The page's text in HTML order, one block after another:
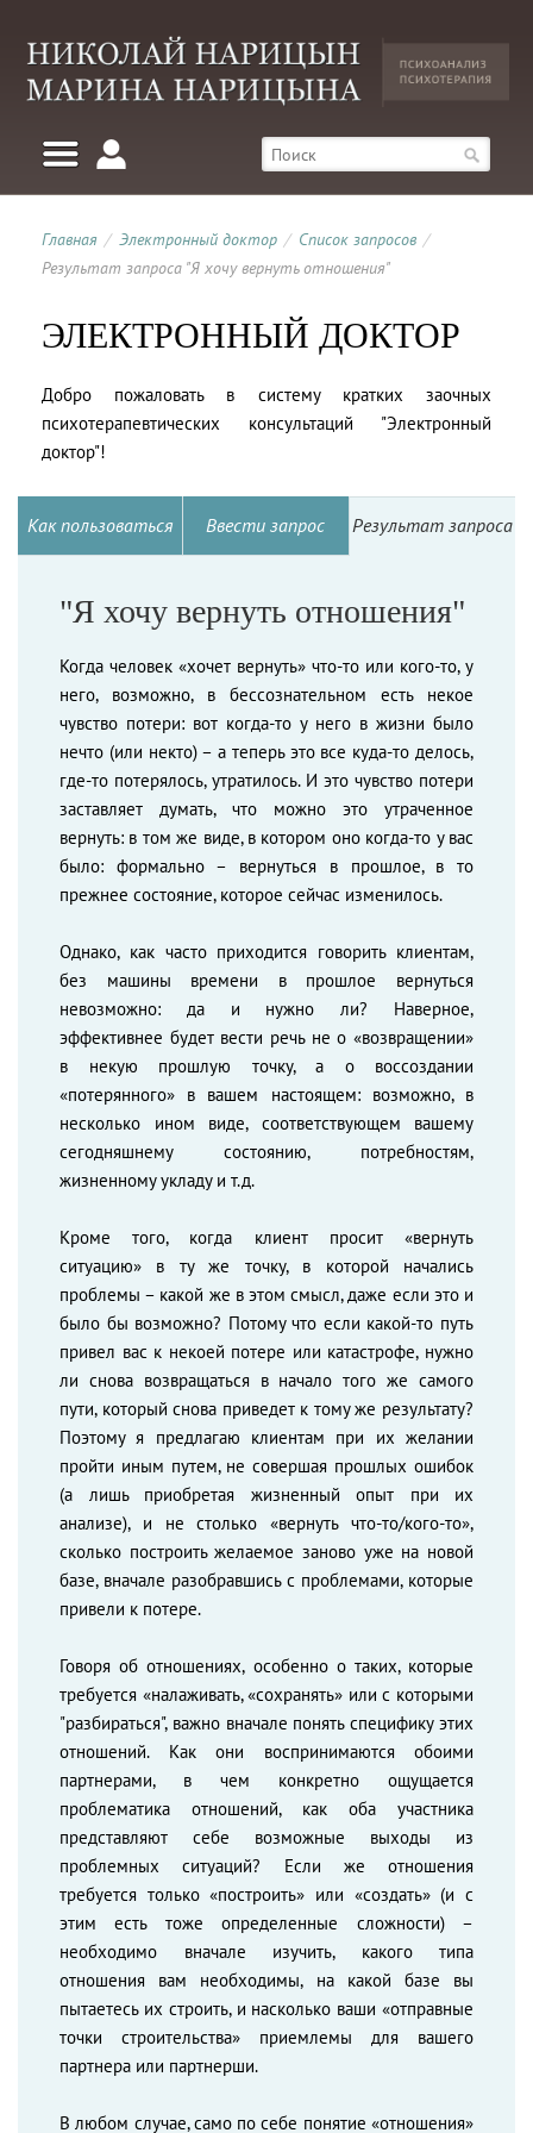
Главная / Электронный доктор / Список запросов /
Результат запроса "Я хочу вернуть отношения"
ЭЛЕКТРОННЫЙ ДОКТОР
Добро пожаловать в систему кратких заочных
психотерапевтических консультаций "Электронный
доктор"!
Как пользоваться Ввести запрос Результат запроса
"Я хочу вернуть отношения"
Когда человек «хочет вернуть» что-то или кого-то, у
него, возможно, в бессознательном есть некое
чувство потери: вот когда-то у него в жизни было
нечто (или некто) – а теперь это все куда-то делось,
где-то потерялось, утратилось. И это чувство потери
заставляет думать, что можно это утраченное
вернуть: в том же виде, в котором оно когда-то у вас
было: формально – вернуться в прошлое, в то
прежнее состояние, которое сейчас изменилось.
Однако, как часто приходится говорить клиентам,
без машины времени в прошлое вернуться
невозможно: да и нужно ли? Наверное,
эффективнее будет вести речь не о «возвращении»
в некую прошлую точку, а о воссоздании
«потерянного» в вашем настоящем: возможно, в
несколько ином виде, соответствующем вашему
сегодняшнему состоянию, потребностям,
жизненному укладу и т.д.
Кроме того, когда клиент просит «вернуть
ситуацию» в ту же точку, в которой начались
проблемы – какой же в этом смысл, даже если это и
было бы возможно? Потому что если какой-то путь
привел вас к некоей потере или катастрофе, нужно
ли снова возвращаться в начало того же самого
пути, который снова приведет к тому же результату?
Поэтому я предлагаю клиентам при их желании
пройти иным путем, не совершая прошлых ошибок
(а лишь приобретая жизненный опыт при их
анализе), и не столько «вернуть что-то/кого-то»,
сколько построить желаемое заново уже на новой
базе, вначале разобравшись с проблемами, которые
привели к потере.
Говоря об отношениях, особенно о таких, которые
требуется «налаживать, «сохранять» или с которыми
"разбираться", важно вначале понять специфику этих
отношений. Как они воспринимаются обоими
партнерами, в чем конкретно ощущается
проблематика отношений, как оба участника
представляют себе возможные выходы из
проблемных ситуаций? Если же отношения
требуется только «построить» или «создать» (и с
этим есть тоже определенные сложности) –
необходимо вначале изучить, какого типа
отношения вам необходимы, на какой базе вы
пытаетесь их строить, и насколько ваши «отправные
точки строительства» приемлемы для вашего
партнера или партнерши.
В любом случае, само по себе понятие «отношения»